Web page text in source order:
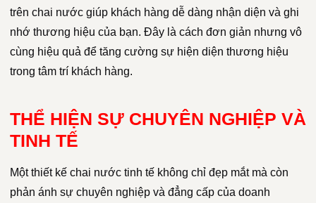
trên chai nước giúp khách hàng dễ dàng nhận diện và ghi
nhớ thương hiệu của bạn. Đây là cách đơn giản nhưng vô
cùng hiệu quả để tăng cường sự hiện diện thương hiệu
trong tâm trí khách hàng.
THỂ HIỆN SỰ CHUYÊN NGHIỆP VÀ
TINH TẾ
Một thiết kế chai nước tinh tế không chỉ đẹp mắt mà còn
phản ánh sự chuyên nghiệp và đẳng cấp của doanh